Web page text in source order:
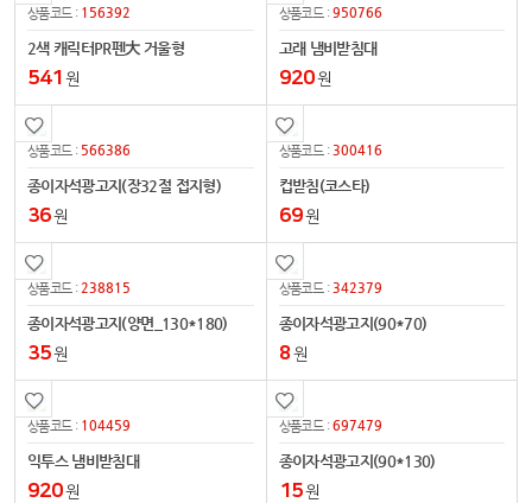
상품코드 : 156392
2색 캐릭터PR펜大 거울형
541 원
상품코드 :950766
고래 냄비받침대
920원
상품코드 : 566386
종이자석광고지(장32절 접지형)
36원
상품코드 : 300416
컵받침(코스타)
69원
상품코드 :238815
종이자석광고지(양면_130*180)
35원
상품코드 : 342379
종이자석광고지(90*70)
8원
상품코드 : 104459
익투스 냄비받침대
920원
상품코드 :697479
종이자석광고지(90*130)
15원